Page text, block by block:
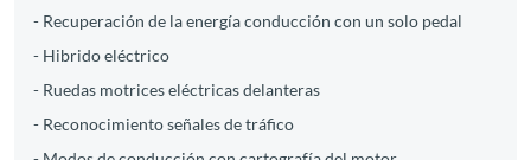
- Recuperación de la energía conducción con un solo pedal
- Hibrido eléctrico
- Ruedas motrices eléctricas delanteras
- Reconocimiento señales de tráfico